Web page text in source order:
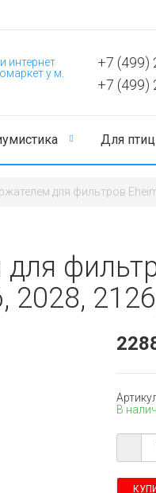
+7 (499)
+7 (499)
Для птиц
для фильтров
2028,
В